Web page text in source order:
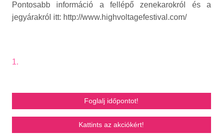
Pontosabb információ a fellépő zenekarokról és a
jegyárakról itt: http://www.highvoltagefestival.com/
1.
Foglalj időpontot!
Kattints az akciókért!